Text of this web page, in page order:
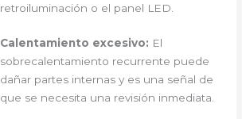
retroiluminación o el panel LED.
Calentamiento excesivo: El
sobrecalentamiento recurrente puede
dañar partes internas y es una señal de
que se necesita una revisión inmediata.